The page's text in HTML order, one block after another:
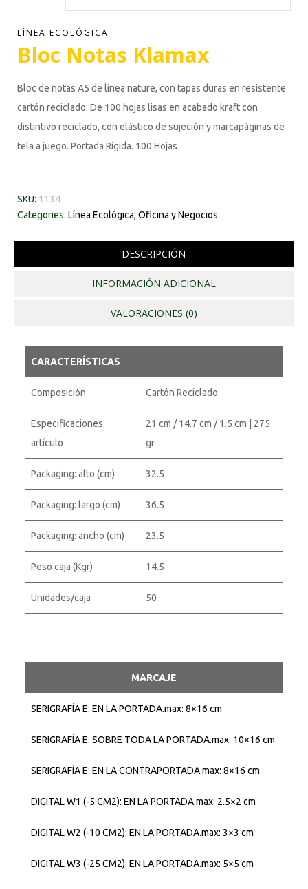
LÍNEA ECOLÓGICA
Bloc Notas Klamax
Bloc de notas A5 de línea nature, con tapas duras en resistente
cartón reciclado. De 100 hojas lisas en acabado kraft con
distintivo reciclado, con elástico de sujeción y marcapáginas de
tela a juego. Portada Rígida. 100 Hojas
SKU: 1134
Categories: Línea Ecológica, Oficina y Negocios
DESCRIPCIÓN
INFORMACIÓN ADICIONAL
VALORACIONES (0)
CARACTERÍSTICAS
Composición Cartón Reciclado
Especificaciones
artículo
21 cm / 14.7 cm / 1.5 cm | 275
gr
Packaging: alto (cm) 32.5
Packaging: largo (cm) 36.5
Packaging: ancho (cm) 23.5
Peso caja (Kgr) 14.5
Unidades/caja 50
MARCAJE
SERIGRAFÍA E: EN LA PORTADA.max: 8×16 cm
SERIGRAFÍA E: SOBRE TODA LA PORTADA.max: 10×16 cm
SERIGRAFÍA E: EN LA CONTRAPORTADA.max: 8×16 cm
DIGITAL W1 (-5 CM2): EN LA PORTADA.max: 2.5×2 cm
DIGITAL W2 (-10 CM2): EN LA PORTADA.max: 3×3 cm
DIGITAL W3 (-25 CM2): EN LA PORTADA.max: 5×5 cm